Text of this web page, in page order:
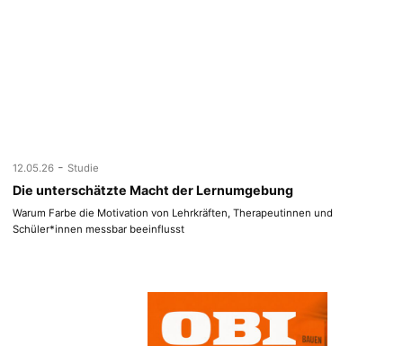
12.05.26 - Studie
Die unterschätzte Macht der Lernumgebung
Warum Farbe die Motivation von Lehrkräften, Therapeutinnen und
Schüler*innen messbar beeinflusst